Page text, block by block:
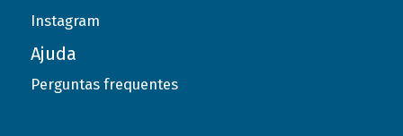
Instagram
Ajuda
Perguntas frequentes